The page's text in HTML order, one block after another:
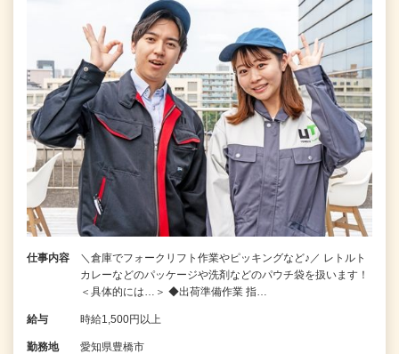
仕事内容
＼倉庫でフォークリフト作業やピッキングなど♪／ レトルト
カレーなどのパッケージや洗剤などのパウチ袋を扱います！
＜具体的には…＞ ◆出荷準備作業 指…
給与 時給1,500円以上
勤務地 愛知県豊橋市